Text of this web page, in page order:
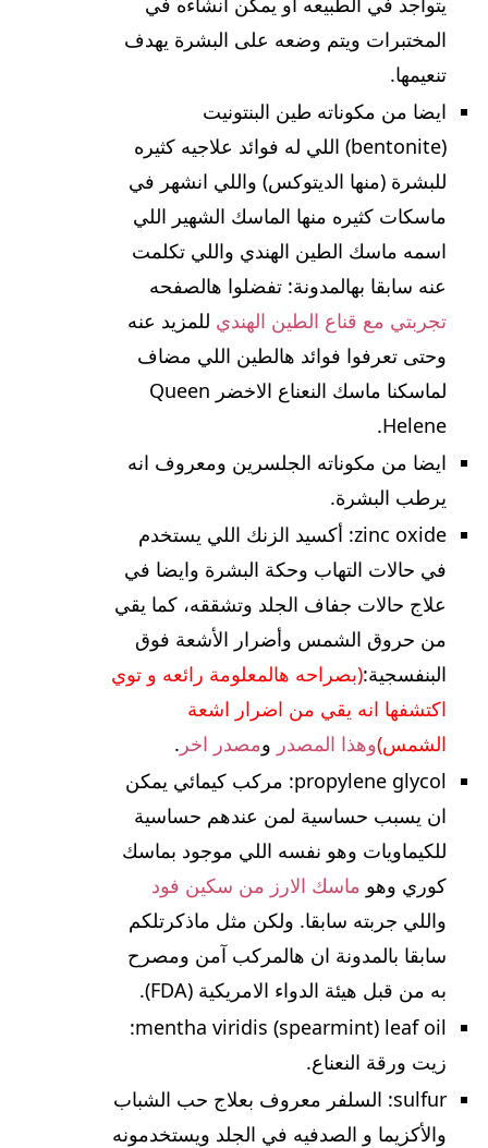
المختبرات ويتم وضعه على البشرة يهدف
تنعيمها.
ايضا من مكوناته طين البنتونيت
(bentonite) اللي له فوائد علاجيه كثيره
للبشرة (منها الديتوكس) واللي انشهر في
ماسكات كثيره منها الماسك الشهير اللي
اسمه ماسك الطين الهندي واللي تكلمت
عنه سابقا بهالمدونة: تفضلوا هالصفحه
تجربتي مع قناع الطين الهندي للمزيد عنه
وحتى تعرفوا فوائد هالطين اللي مضاف
لماسكنا ماسك النعناع الاخضر Queen
Helene.
ايضا من مكوناته الجلسرين ومعروف انه
يرطب البشرة.
zinc oxide: أكسيد الزنك اللي يستخدم
في حالات التهاب وحكة البشرة وايضا في
علاج حالات جفاف الجلد وتشققه، كما يقي
من حروق الشمس وأضرار الأشعة فوق
البنفسجية:(بصراحه هالمعلومة رائعه و توي
اكتشفها انه يقي من اضرار اشعة
الشمس)وهذا المصدر ومصدر اخر .
propylene glycol: مركب كيمائي يمكن
ان يسبب حساسية لمن عندهم حساسية
للكيماويات وهو نفسه اللي موجود بماسك
كوري وهو ماسك الارز من سكين فود
واللي جربته سابقا. ولكن مثل ماذكرتلكم
سابقا بالمدونة ان هالمركب آمن ومصرح
به من قبل هيئة الدواء الامريكية (FDA).
mentha viridis (spearmint) leaf oil:
زيت ورقة النعناع.
sulfur: السلفر معروف بعلاج حب الشباب
والأكزيما و الصدفيه في الجلد ويستخدمونه